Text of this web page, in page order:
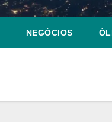
NEGÓCIOS